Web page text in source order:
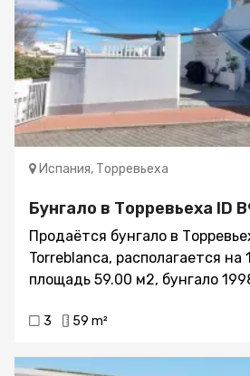
Испания, Торревьеха
Бунгало в Торревьеха ID
Продаётся бунгало в
Torreblanca, располагается
площадь 59.00 м2, бунгало
ванной комнаты. Имеется кондиционер,
общий бассейн, терраса, вид
3 59 m²